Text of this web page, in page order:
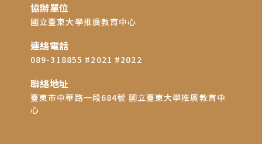
協辦單位
國立臺東大學推廣教育中心
連絡電話
089-318855 #2021 #2022
聯絡地址
臺東市中華路一段684號 國立臺東大學推廣教育中
心